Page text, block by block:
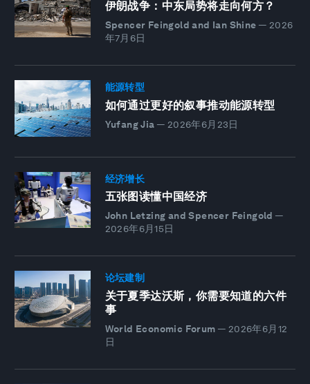
伊朗战争：中东局势将走向何方？
Spencer Feingold and Ian Shine — 2026
年7月6日
能源转型
如何通过更好的叙事推动能源转型
Yufang Jia — 2026年6月23日
经济增长
五张图读懂中国经济
John Letzing and Spencer Feingold —
2026年6月15日
论坛建制
关于夏季达沃斯，你需要知道的六件
事
World Economic Forum — 2026年6月12
日